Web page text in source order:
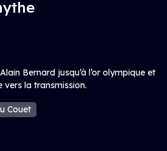
Bernard jusqu’à l’or olympique et
vers la transmission.
Couet